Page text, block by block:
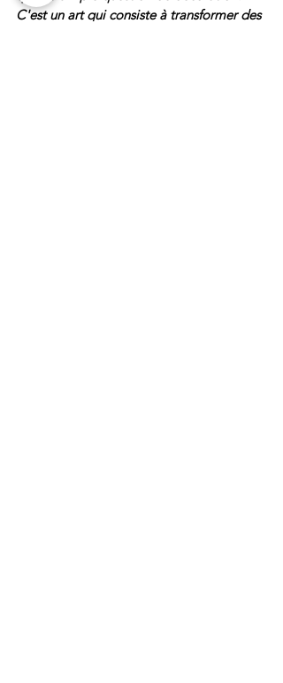
C'est un art qui consiste à transformer des